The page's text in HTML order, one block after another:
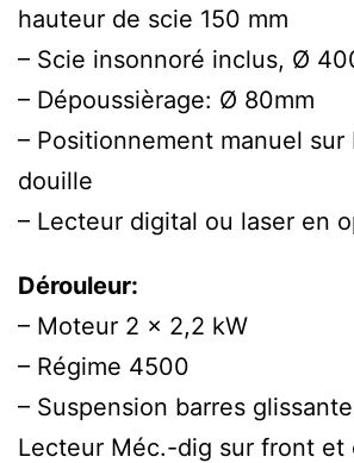
hauteur de scie 150 mm
– Scie insonnoré inclus, Ø
– Dépoussièrage: Ø 80mm
– Positionnement manuel sur
douille
– Lecteur digital ou laser en
Dérouleur:
– Moteur 2 x 2,2 kW
– Régime 4500
– Suspension barres
Lecteur Méc.-dig sur front et